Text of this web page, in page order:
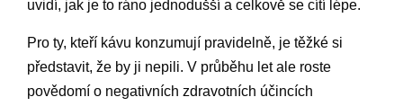
uvidí, jak je to ráno jednodušší a celkově se cítí lépe.
Pro ty, kteří kávu konzumují pravidelně, je těžké si
představit, že by ji nepili. V průběhu let ale roste
povědomí o negativních zdravotních účincích